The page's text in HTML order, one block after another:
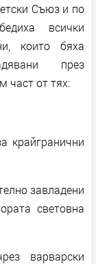
Съюз и по
всички
които бяха
през
част от тях:
крайгранични
завладени
световна
варварски